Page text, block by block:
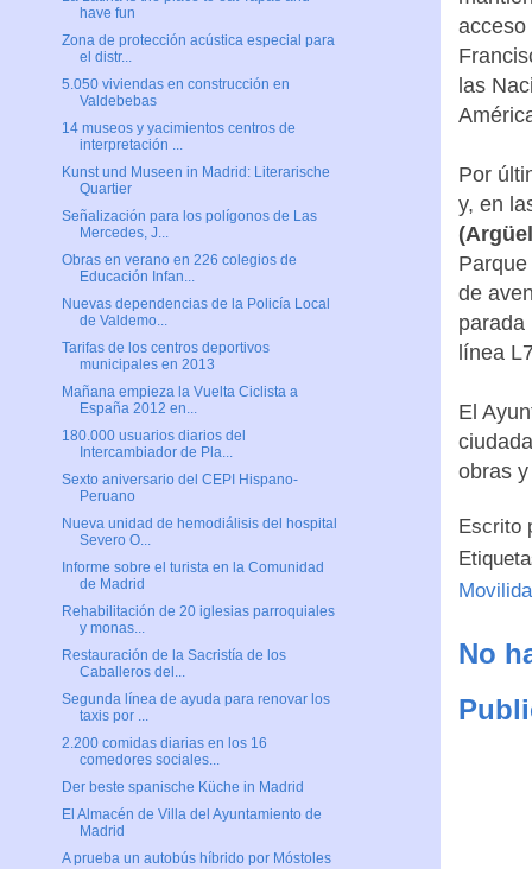
acceso
las
Por
y, en
de
parada
línea
El
obras
Escrito
No
have fun
Zona de protección acústica especial para
el distr...
5.050 viviendas en construcción en
Valdebebas
14 museos y yacimientos centros de
interpretación ...
Kunst und Museen in Madrid: Literarische
Quartier
Señalización para los polígonos de Las
Mercedes, J...
Obras en verano en 226 colegios de
Educación Infan...
Nuevas dependencias de la Policía Local
de Valdemo...
Tarifas de los centros deportivos
municipales en 2013
Mañana empieza la Vuelta Ciclista a
España 2012 en...
180.000 usuarios diarios del
Intercambiador de Pla...
Sexto aniversario del CEPI Hispano-
Peruano
Nueva unidad de hemodiálisis del hospital
Severo O...
Informe sobre el turista en la Comunidad
de Madrid
Rehabilitación de 20 iglesias parroquiales
y monas...
Restauración de la Sacristía de los
Caballeros del...
Segunda línea de ayuda para renovar los
taxis por ...
2.200 comidas diarias en los 16
comedores sociales...
Der beste spanische Küche in Madrid
El Almacén de Villa del Ayuntamiento de
Madrid
A prueba un autobús híbrido por Móstoles